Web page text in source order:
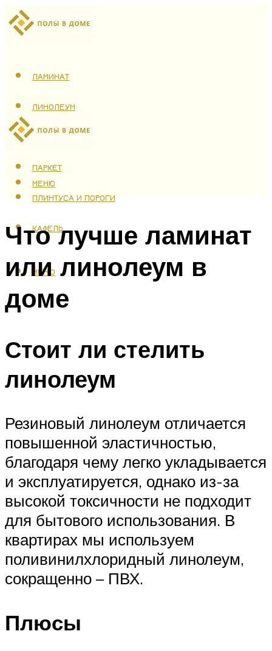
ЛАМИНАТ
ЛИНОЛЕУМ
ТЕПЛЫЙ ПОЛ
ПАРКЕТ
ПЛИНТУСА И ПОРОГИ
КАФЕЛЬ
МЕНЮ
МЕНЮ
Что лучше ламинат
или линолеум в
доме
Стоит ли стелить
линолеум
Резиновый линолеум отличается
повышенной эластичностью,
благодаря чему легко укладывается
и эксплуатируется, однако из-за
высокой токсичности не подходит
для бытового использования. В
квартирах мы используем
поливинилхлоридный линолеум,
сокращенно – ПВХ.
Плюсы